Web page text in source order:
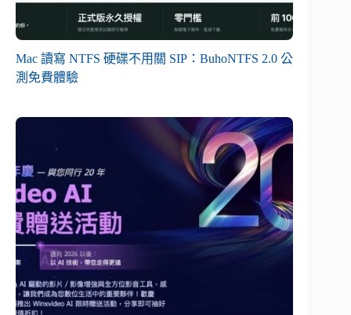
Mac 讀寫 NTFS 硬碟不用關 SIP：BuhoNTFS 2.0 公
測免費體驗